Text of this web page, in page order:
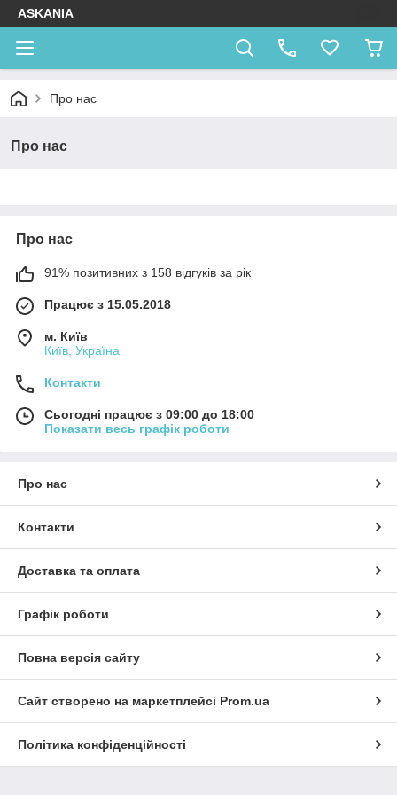
ASKANIA
Про нас
Про нас
Про нас
91% позитивних з 158 відгуків за рік
Працює з 15.05.2018
м. Київ
Київ, Україна
Контакти
Сьогодні працює з 09:00 до 18:00
Показати весь графік роботи
Про нас
Контакти
Доставка та оплата
Графік роботи
Повна версія сайту
Сайт створено на маркетплейсі Prom.ua
Політика конфіденційності